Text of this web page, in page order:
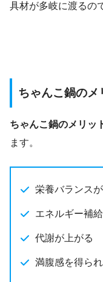
具材が多岐に渡るの
ちゃんこ鍋のメ
ちゃんこ鍋のメリッ
ます。
栄養バランス
エネルギー補
代謝が上がる
満腹感を得ら